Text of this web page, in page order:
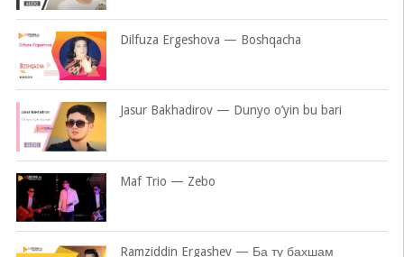
Dilfuza Ergeshova — Boshqacha
Jasur Bakhadirov — Dunyo o’yin bu bari
Maf Trio — Zebo
Ramziddin Ergashev — Ба ту бахшам